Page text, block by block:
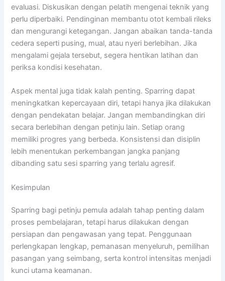
evaluasi. Diskusikan dengan pelatih mengenai teknik yang
perlu diperbaiki. Pendinginan membantu otot kembali rileks
dan mengurangi ketegangan. Jangan abaikan tanda-tanda
cedera seperti pusing, mual, atau nyeri berlebihan. Jika
mengalami gejala tersebut, segera hentikan latihan dan
periksa kondisi kesehatan.
Aspek mental juga tidak kalah penting. Sparring dapat
meningkatkan kepercayaan diri, tetapi hanya jika dilakukan
dengan pendekatan belajar. Jangan membandingkan diri
secara berlebihan dengan petinju lain. Setiap orang
memiliki progres yang berbeda. Konsistensi dan disiplin
lebih menentukan perkembangan jangka panjang
dibanding satu sesi sparring yang terlalu agresif.
Kesimpulan
Sparring bagi petinju pemula adalah tahap penting dalam
proses pembelajaran, tetapi harus dilakukan dengan
persiapan dan pengawasan yang tepat. Penggunaan
perlengkapan lengkap, pemanasan menyeluruh, pemilihan
pasangan yang seimbang, serta kontrol intensitas menjadi
kunci utama keamanan.